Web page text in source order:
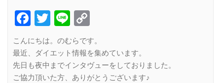
Facebook
Twitter
Line
Link
こんにちは。のむらです。
最近、ダイエット情報を集めています。
先日も夜中までインタヴューをしておりました。
ご協力頂いた方、ありがとうございます♪